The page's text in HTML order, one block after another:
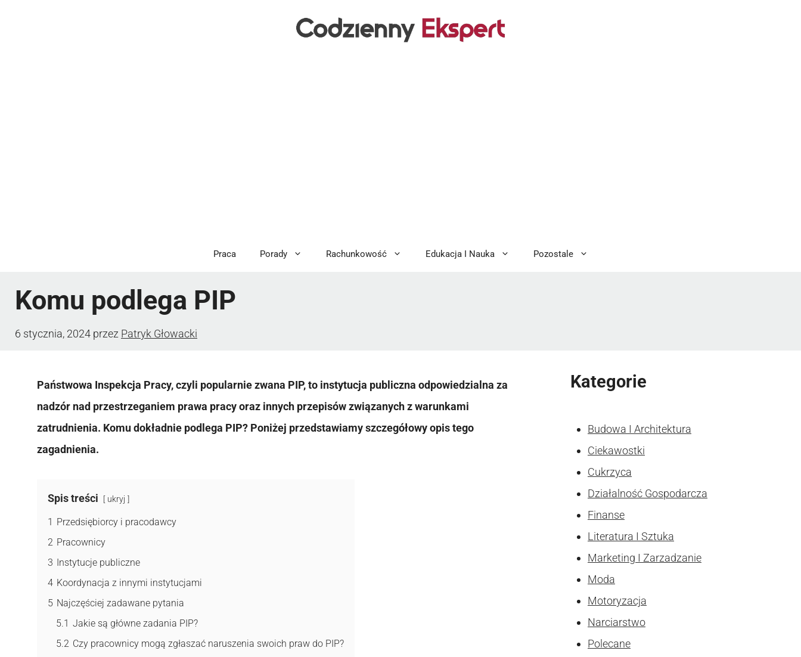
Praca Porady Rachunkowość Edukacja I Nauka Pozostale
Komu podlega PIP
6 stycznia, 2024 przez Patryk Głowacki
Państwowa Inspekcja Pracy, czyli popularnie zwana PIP, to instytucja publiczna odpowiedzialna za
nadzór nad przestrzeganiem prawa pracy oraz innych przepisów związanych z warunkami
zatrudnienia. Komu dokładnie podlega PIP? Poniżej przedstawiamy szczegółowy opis tego
zagadnienia.
Spis treści ukryj
1 Przedsiębiorcy i pracodawcy
2 Pracownicy
3 Instytucje publiczne
4 Koordynacja z innymi instytucjami
5 Najczęściej zadawane pytania
5.1 Jakie są główne zadania PIP?
5.2 Czy pracownicy mogą zgłaszać naruszenia swoich praw do PIP?
Kategorie
Budowa I Architektura
Ciekawostki
Cukrzyca
Działalność Gospodarcza
Finanse
Literatura I Sztuka
Marketing I Zarzadzanie
Moda
Motoryzacja
Narciarstwo
Polecane